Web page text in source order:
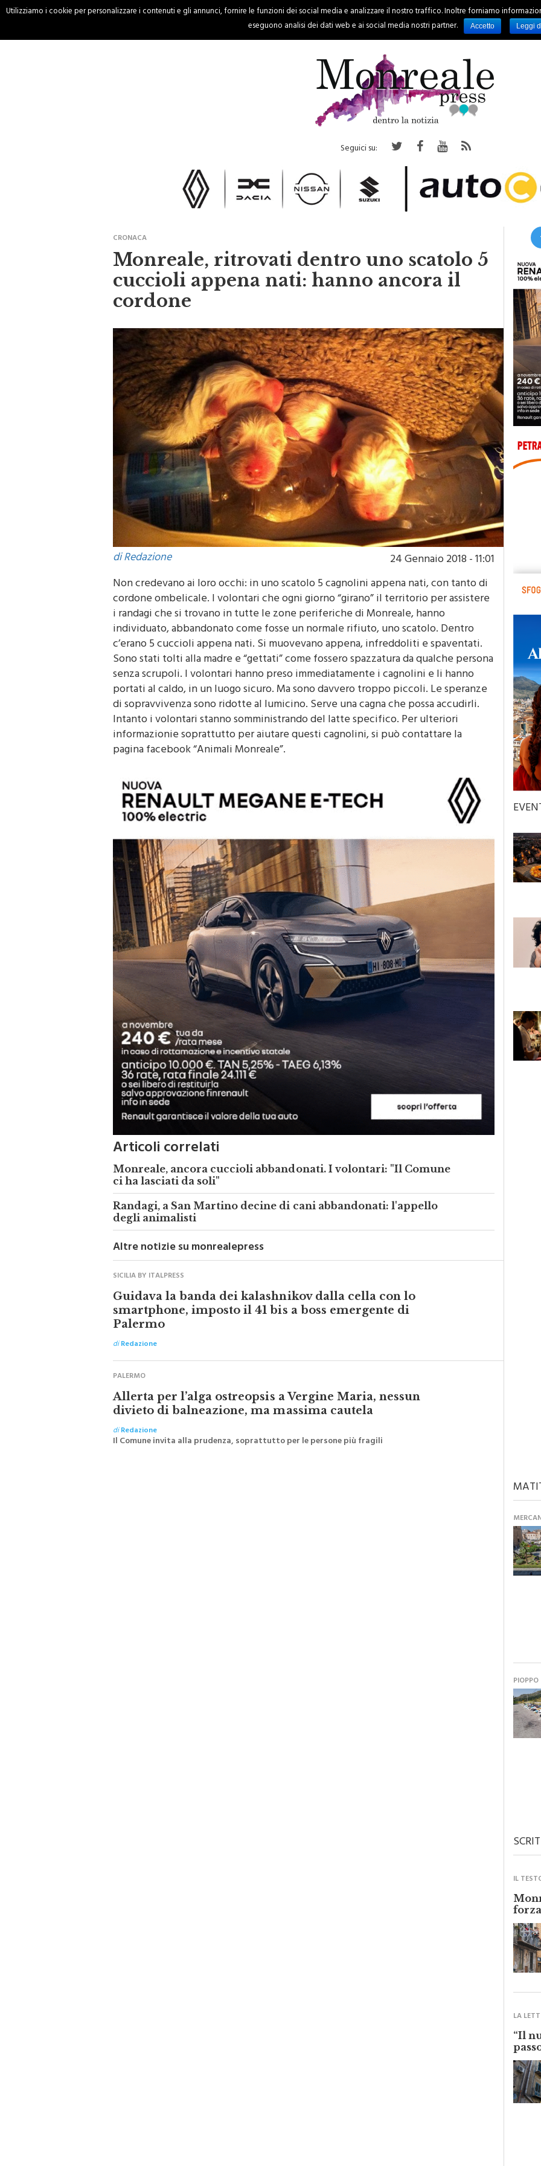
HOME CRONACA PALERMO REGIONE EVENTI RUBRICHE SPORT
Seguici su:
CRONACA
Monreale, ritrovati dentro uno scatolo 5
cuccioli appena nati: hanno ancora il
cordone
di Redazione
24 Gennaio 2018 - 11:01
Non credevano ai loro occhi: in uno scatolo 5 cagnolini appena nati, con tanto di
cordone ombelicale. I volontari che ogni giorno “girano” il territorio per assistere
i randagi che si trovano in tutte le zone periferiche di Monreale, hanno
individuato, abbandonato come fosse un normale rifiuto, uno scatolo. Dentro
c’erano 5 cuccioli appena nati. Si muovevano appena, infreddoliti e spaventati.
Sono stati tolti alla madre e “gettati” come fossero spazzatura da qualche persona
senza scrupoli. I volontari hanno preso immediatamente i cagnolini e li hanno
portati al caldo, in un luogo sicuro. Ma sono davvero troppo piccoli. Le speranze
di sopravvivenza sono ridotte al lumicino. Serve una cagna che possa accudirli.
Intanto i volontari stanno somministrando del latte specifico. Per ulteriori
informazionie soprattutto per aiutare questi cagnolini, si può contattare la
pagina facebook “Animali Monreale”.
Articoli correlati
Monreale, ancora cuccioli abbandonati. I volontari: "Il Comune
ci ha lasciati da soli"
Randagi, a San Martino decine di cani abbandonati: l'appello
degli animalisti
Altre notizie su monrealepress
SICILIA BY ITALPRESS
Guidava la banda dei kalashnikov dalla cella con lo
smartphone, imposto il 41 bis a boss emergente di
Palermo
diRedazione
PALERMO
Allerta per l’alga ostreopsis a Vergine Maria, nessun
divieto di balneazione, ma massima cautela
diRedazione
Il Comune invita alla prudenza, soprattutto per le persone più fragili
PIOPPO
IL
LA
“Il
Utilizziamo i cookie per personalizzare i contenuti e gli annunci, fornire le funzioni dei social media e analizzare il nostro traffico. Inoltre forniamo
eseguono analisi dei dati web e ai social media nostri partner.
Accetto Leggi